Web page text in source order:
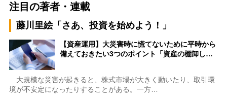
注目の著者・連載
藤川里絵「さあ、投資を始めよう！」
【資産運用】大災害時に慌てないために平時から
備えておきたい3つのポイント「資産の棚卸し…
大規模な災害が起きると、株式市場が大きく動いたり、取引環
境が不安定になったりすることがある。一方…